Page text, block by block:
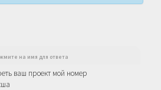
на имя для ответа
ваш проект мой номер